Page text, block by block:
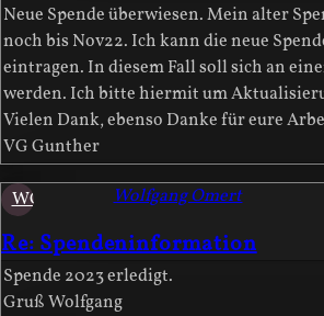
Neue Spende überwiesen. Mein alter
noch bis Nov22. Ich kann die neue
eintragen. In diesem Fall soll sich an
werden. Ich bitte hiermit um
Vielen Dank, ebenso Danke für eure
VG Gunther
WO
Re: Spendeninformation
Wolfgang Omert
Spende 2023 erledigt.
Gruß Wolfgang